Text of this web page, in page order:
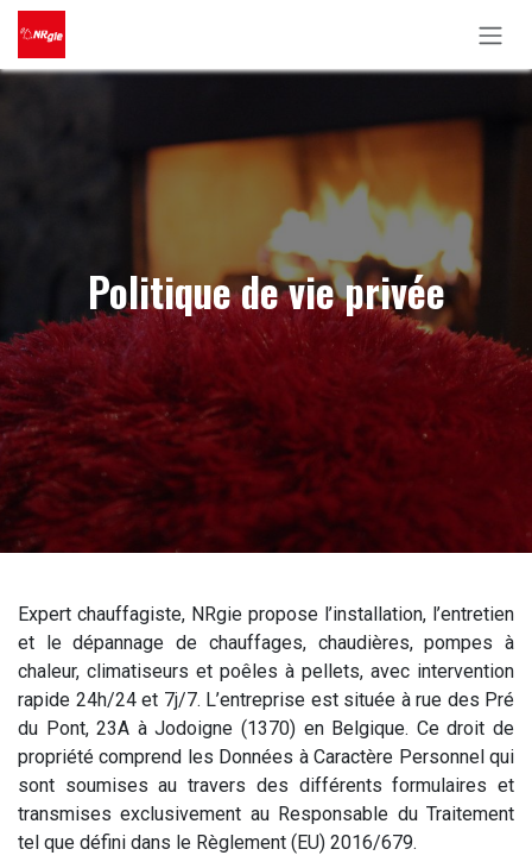
Se rendre au contenu
Politique de vie privée
Expert chauffagiste, NRgie propose l’installation, l’entretien
et le dépannage de chauffages, chaudières, pompes à
chaleur, climatiseurs et poêles à pellets, avec intervention
rapide 24h/24 et 7j/7. L’entreprise est située à rue des Pré
du Pont, 23A à Jodoigne (1370) en Belgique. Ce droit de
propriété comprend les Données à Caractère Personnel qui
sont soumises au travers des différents formulaires et
transmises exclusivement au Responsable du Traitement
tel que défini dans le Règlement (EU) 2016/679.